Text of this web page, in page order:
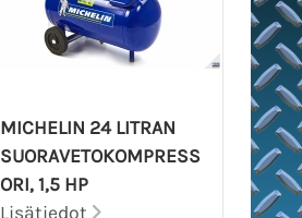
MICHELIN 24 LITRAN
SUORAVETOKOMPRESS
ORI, 1,5 HP
Lisätiedot